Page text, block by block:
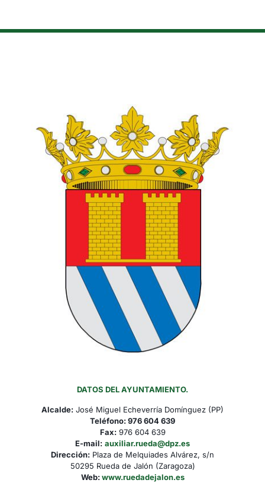
DATOS DEL AYUNTAMIENTO.
Alcalde: José Miguel Echeverría Domínguez (PP)
Teléfono:976 604 639
Fax:976 604 639
E-mail: auxiliar.rueda@dpz.es
Dirección: Plaza de Melquiades Alvárez, s/n
50295 Rueda de Jalón (Zaragoza)
Web:www.ruedadejalon.es